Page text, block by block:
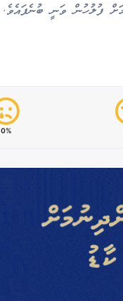
ފުލުހުން ވަނީ ބުނެފައެވެ.
0%